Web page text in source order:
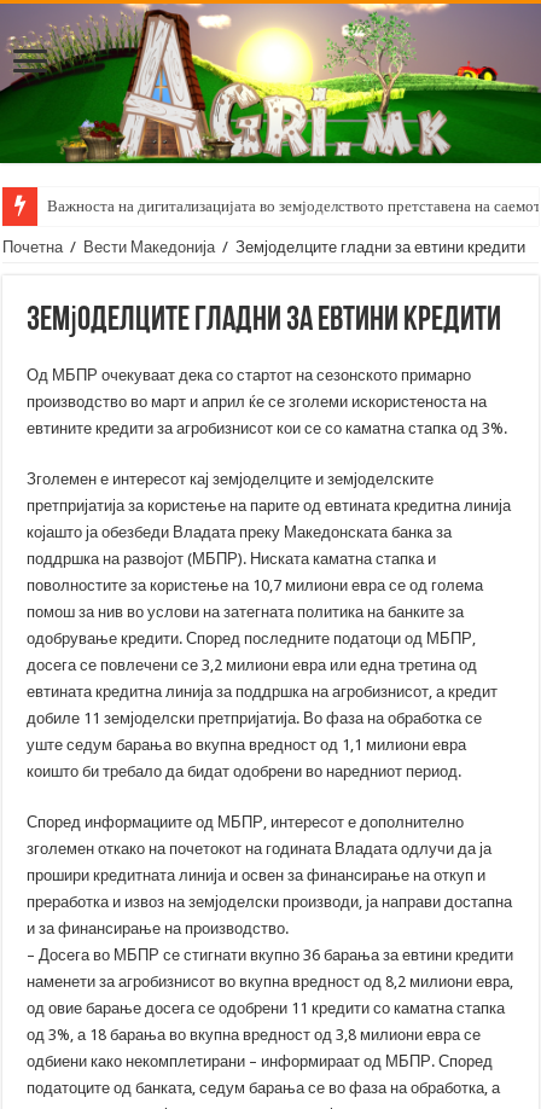
Важноста на дигитализацијата во земјоделството претставена на
Почетна / Вести Македонија / Земјоделците гладни за евтини кредити
Земјоделците гладни за евтини кредити
Од МБПР очекуваат дека со стартот на сезонското примарно
производство во март и април ќе се зголеми искористеноста на
евтините кредити за агробизнисот кои се со каматна стапка од 3%.
Зголемен е интересот кај земјоделците и земјоделските
претпријатија за користење на парите од евтината кредитна линија
којашто ја обезбеди Владата преку Македонската банка за
поддршка на развојот (МБПР). Ниската каматна стапка и
поволностите за користење на 10,7 милиони евра се од голема
помош за нив во услови на затегната политика на банките за
одобрување кредити. Според последните податоци од МБПР,
досега се повлечени се 3,2 милиони евра или една третина од
евтината кредитна линија за поддршка на агробизнисот, а кредит
добиле 11 земјоделски претпријатија. Во фаза на обработка се
уште седум барања во вкупна вредност од 1,1 милиони евра
коишто би требало да бидат одобрени во наредниот период.
Според информациите од МБПР, интересот е дополнително
зголемен откако на почетокот на годината Владата одлучи да ја
прошири кредитната линија и освен за финансирање на откуп и
преработка и извоз на земјоделски производи, ја направи достапна
и за финансирање на производство.
– Досега во МБПР се стигнати вкупно 36 барања за евтини кредити
наменети за агробизнисот во вкупна вредност од 8,2 милиони евра,
од овие барање досега се одобрени 11 кредити со каматна стапка
од 3%, а 18 барања во вкупна вредност од 3,8 милиони евра се
одбиени како некомплетирани – информираат од МБПР. Според
податоците од банката, седум барања се во фаза на обработка, а